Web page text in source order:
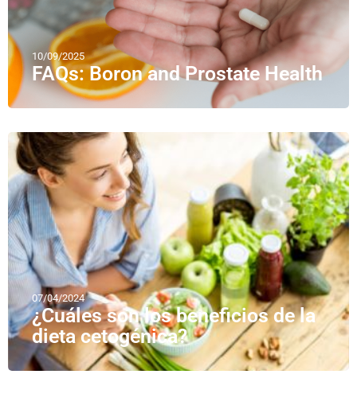
10/09/2025
FAQs: Boron and Prostate Health
07/04/2024
¿Cuáles son los beneficios de la
dieta cetogénica?